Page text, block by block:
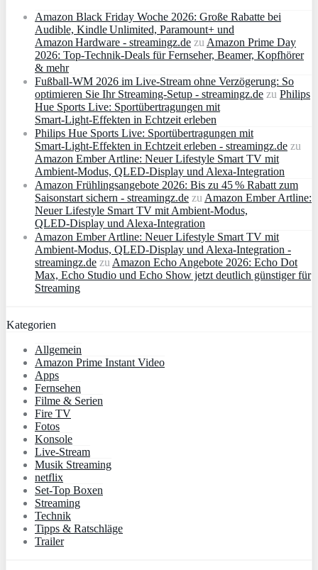
Amazon Black Friday Woche 2026: Große Rabatte bei
Audible, Kindle Unlimited, Paramount+ und
Amazon Hardware - streamingz.de zu Amazon Prime Day
2026: Top-Technik-Deals für Fernseher, Beamer, Kopfhörer
& mehr
Fußball-WM 2026 im Live-Stream ohne Verzögerung: So
optimieren Sie Ihr Streaming-Setup - streamingz.de zu Philips
Hue Sports Live: Sportübertragungen mit
Smart‑Light‑Effekten in Echtzeit erleben
Philips Hue Sports Live: Sportübertragungen mit
Smart‑Light‑Effekten in Echtzeit erleben - streamingz.de zu
Amazon Ember Artline: Neuer Lifestyle Smart TV mit
Ambient‑Modus, QLED‑Display und Alexa‑Integration
Amazon Frühlingsangebote 2026: Bis zu 45 % Rabatt zum
Saisonstart sichern - streamingz.de zu Amazon Ember Artline:
Neuer Lifestyle Smart TV mit Ambient‑Modus,
QLED‑Display und Alexa‑Integration
Amazon Ember Artline: Neuer Lifestyle Smart TV mit
Ambient‑Modus, QLED‑Display und Alexa‑Integration -
streamingz.de zu Amazon Echo Angebote 2026: Echo Dot
Max, Echo Studio und Echo Show jetzt deutlich günstiger für
Streaming
Kategorien
Allgemein
Amazon Prime Instant Video
Apps
Fernsehen
Filme & Serien
Fire TV
Fotos
Konsole
Live-Stream
Musik Streaming
netflix
Set-Top Boxen
Streaming
Technik
Tipps & Ratschläge
Trailer